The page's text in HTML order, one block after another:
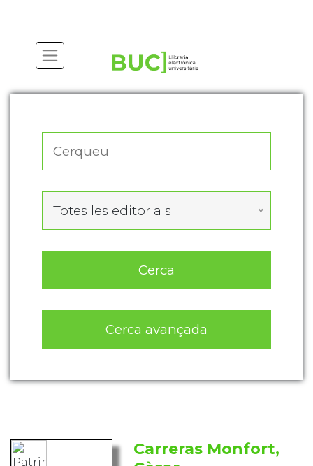
Totes les editorials
Cerca
Cerca avançada
Carreras Monfort,